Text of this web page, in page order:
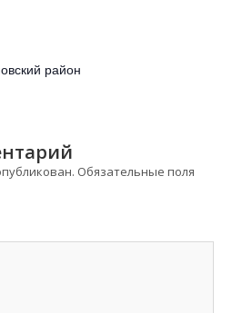
район
Обязательные поля